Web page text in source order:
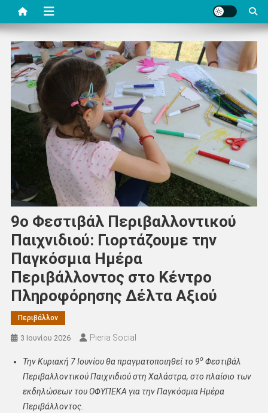
9o Φεστιβάλ Περιβαλλοντικού
Παιχνιδιού: Γιορτάζουμε την
Παγκόσμια Ημέρα
Περιβάλλοντος στο Κέντρο
Πληροφόρησης Δέλτα Αξιού
Περιβάλλον
3 Ιουνίου 2026 Pieria Social
Την Κυριακή 7 Ιουνίου θα πραγματοποιηθεί το 9οΦεστιβάλ
Περιβαλλοντικού Παιχνιδιού στη Χαλάστρα, στο πλαίσιο των
εκδηλώσεων του ΟΦΥΠΕΚΑ για την Παγκόσμια Ημέρα
Περιβάλλοντος.